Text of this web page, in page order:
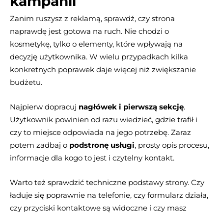
Zanim ruszysz z reklamą, sprawdź, czy strona
naprawdę jest gotowa na ruch. Nie chodzi o
kosmetykę, tylko o elementy, które wpływają na
decyzję użytkownika. W wielu przypadkach kilka
konkretnych poprawek daje więcej niż zwiększanie
budżetu.
Najpierw dopracuj nagłówek i pierwszą sekcję.
Użytkownik powinien od razu wiedzieć, gdzie trafił i
czy to miejsce odpowiada na jego potrzebę. Zaraz
potem zadbaj o podstronę usługi, prosty opis procesu,
informacje dla kogo to jest i czytelny kontakt.
Warto też sprawdzić techniczne podstawy strony. Czy
ładuje się poprawnie na telefonie, czy formularz działa,
czy przyciski kontaktowe są widoczne i czy masz